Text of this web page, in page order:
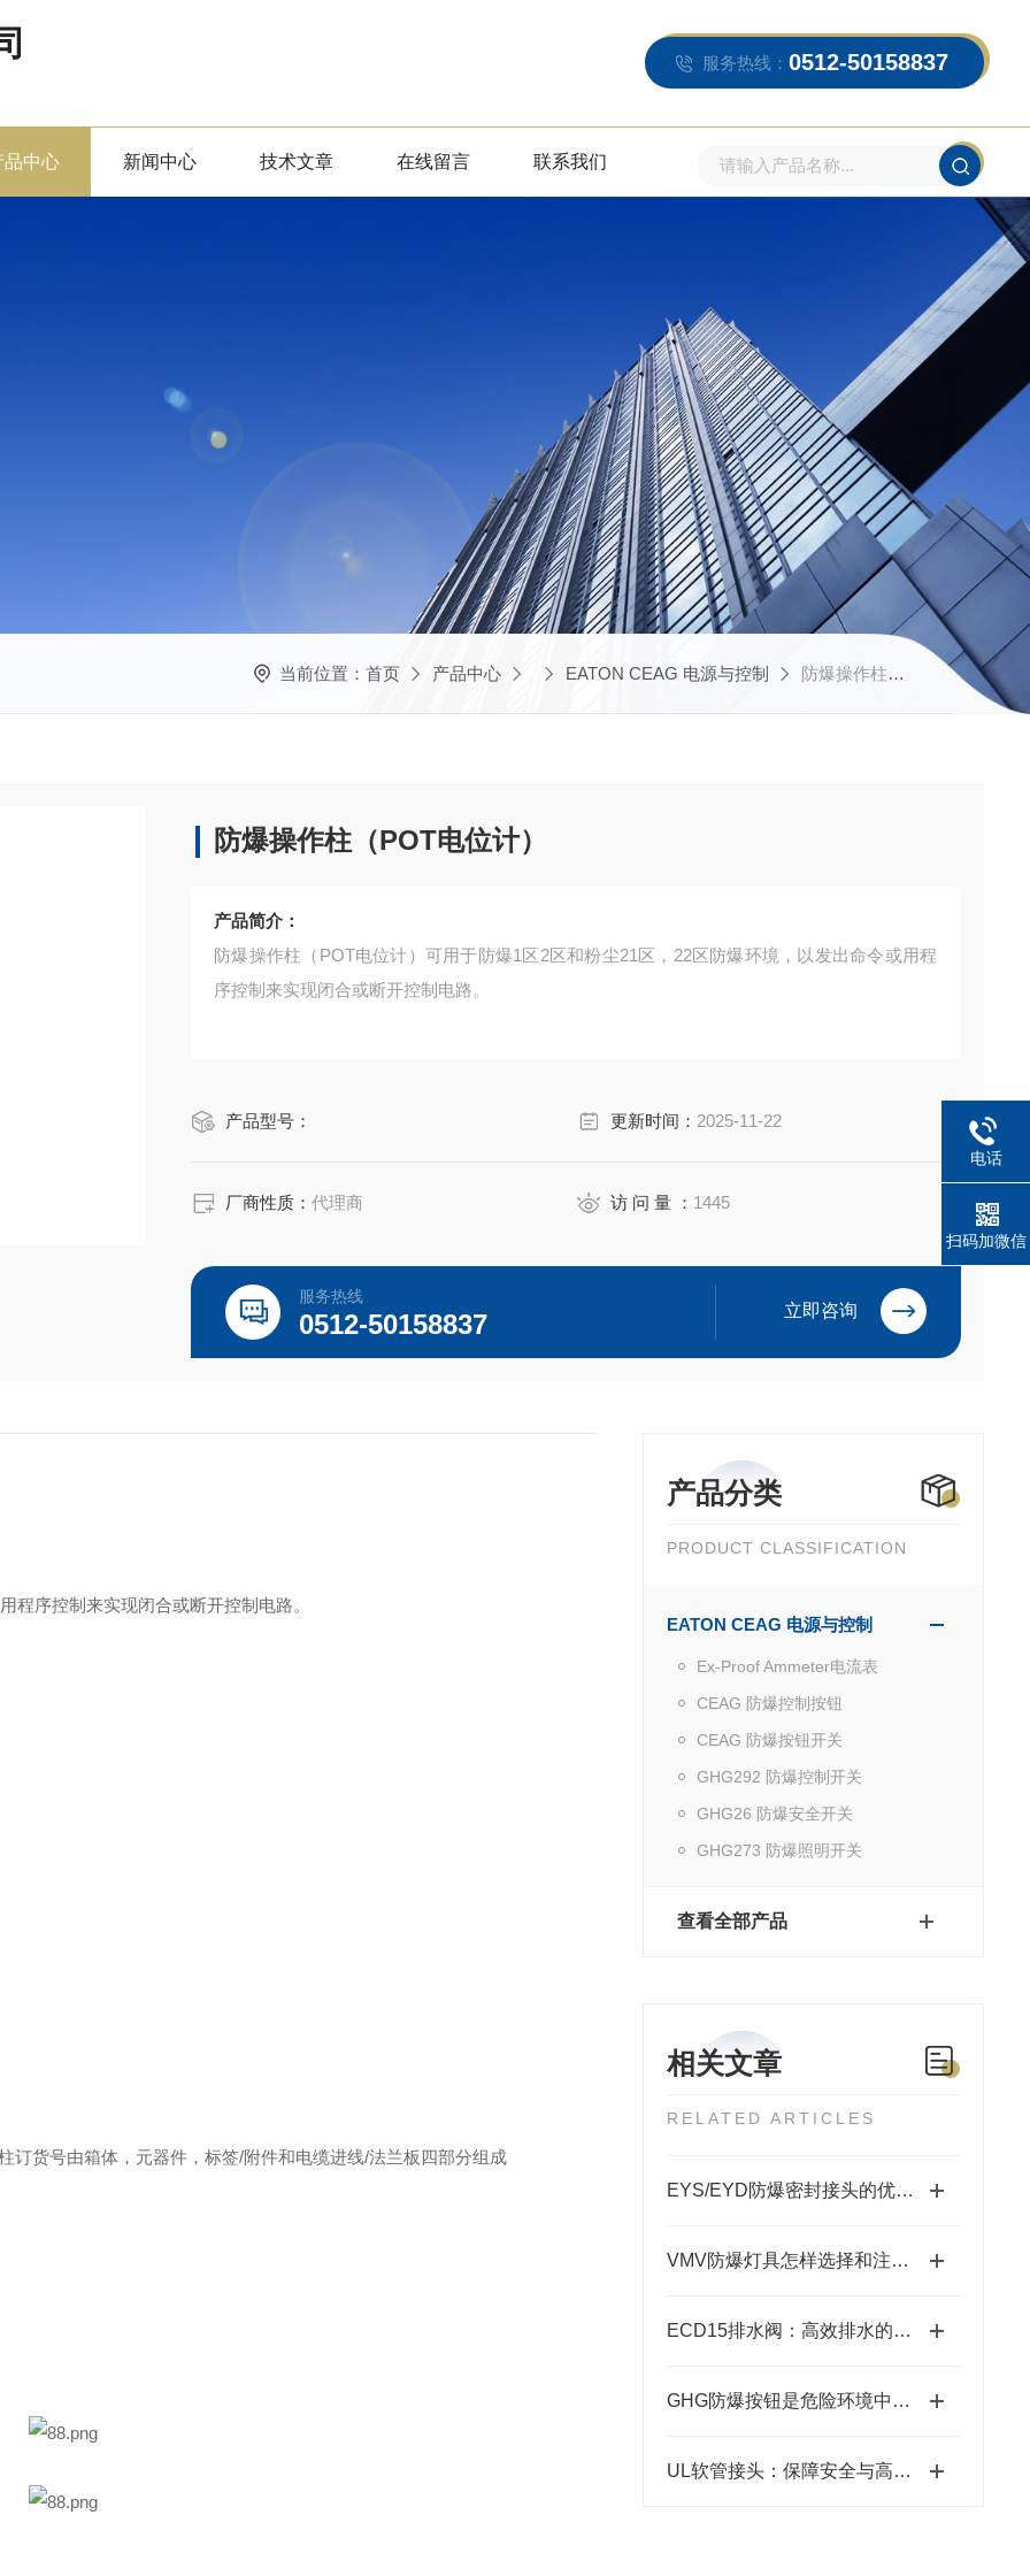
服务热线： 0512-50158837
品中心 新闻中心 技术文章 在线留言 联系我们
当前位置： 首页 产品中心 EATON CEAG 电源与控制 防爆操作柱（POT电位计）
防爆操作柱（POT电位计）
产品简介：
防爆操作柱（POT电位计）可用于防爆1区2区和粉尘21区，22区防爆环境，以发出命令或用程
序控制来实现闭合或断开控制电路。
产品型号： 更新时间： 2025-11-22
厂商性质：代理商 访 问 量 ： 1445
服务热线
0512-50158837 立即咨询
产品分类
PRODUCT CLASSIFICATION
EATON CEAG 电源与控制
Ex-Proof Ammeter电流表
CEAG 防爆控制按钮
CEAG 防爆按钮开关
GHG292 防爆控制开关
GHG26 防爆安全开关
GHG273 防爆照明开关
查看全部产品
相关文章
RELATED ARTICLES
EYS/EYD防爆密封接头的优点有哪些?
VMV防爆灯具怎样选择和注意事项
ECD15排水阀：高效排水的理想之选
GHG防爆按钮是危险环境中的安全开关使者
UL软管接头：保障安全与高效的关键连接件
程序控制来实现闭合或断开控制电路。
订货号由箱体，元器件，标签/附件和电缆进线/法兰板四部分组成
电话
扫码加微信